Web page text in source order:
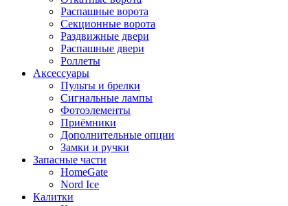
Распашные ворота
Секционные ворота
Раздвижные двери
Распашные двери
Роллеты
Аксессуары
Пульты и брелки
Сигнальные лампы
Фотоэлементы
Приёмники
Дополнительные опции
Замки и ручки
Запасные части
HomeGate
Nord Ice
Калитки